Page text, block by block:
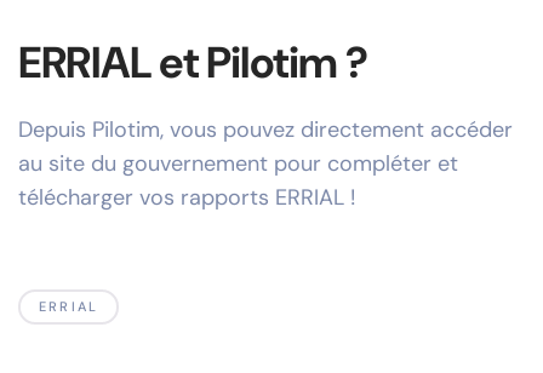
ERRIAL et Pilotim ?
Depuis Pilotim, vous pouvez directement accéder
au site du gouvernement pour compléter et
télécharger vos rapports ERRIAL !
ERRIAL